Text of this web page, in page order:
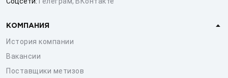
КОМПАНИЯ
История компании
Вакансии
Поставщики метизов